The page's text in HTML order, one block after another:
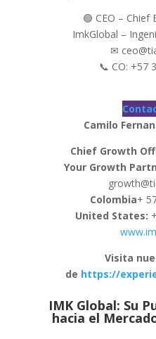
🟢 CEO – Chief
ImkGlobal –
✉
📞 CO: +57
Camilo
Chief Growth
Your Growth
Colombia+
United States:
Visita
de https://
IMK Global: Su
hacia el